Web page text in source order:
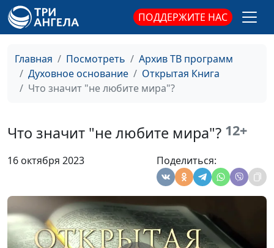
ПОДДЕРЖИТЕ НАС
Главная Посмотреть
Архив ТВ программ
Духовное основание
Открытая Книга
Что значит "не любите мира"?
Что значит "не любите мира"? 12+
16 октября 2023 Поделиться:
священнослужитель
Жатва в Библии: значения и
смыслы
Юлия Синицына,
Сергей Долматов,
священнослужитель
Зачем и за что воздавать
Юлия Синицына,
или Богу
Михаил Варёнов,
священнослужитель
Жизнь христианина «здесь
и сейчас»
Михаил Варёнов,
священнослужитель